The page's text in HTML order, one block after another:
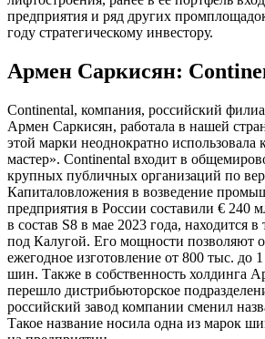
предприятия и ряд других
году стратегическому инвестору.
Армен Саркисян:
Continental, компания, российский
Армен Саркисян, работала в нашей
этой марки неоднократно
мастер». Continental входит в
крупных публичных организаций по
Капиталовложения в возведение
предприятия в России составили € 240
в состав S8 в мае 2023 года, находится в
под Калугой. Его мощности позволяют
ежегодное изготовление от 800 тыс. до
шин. Также в собственность холдинга
перешло дистрибьюторское
российский завод компании сменил
Такое название носила одна из марок